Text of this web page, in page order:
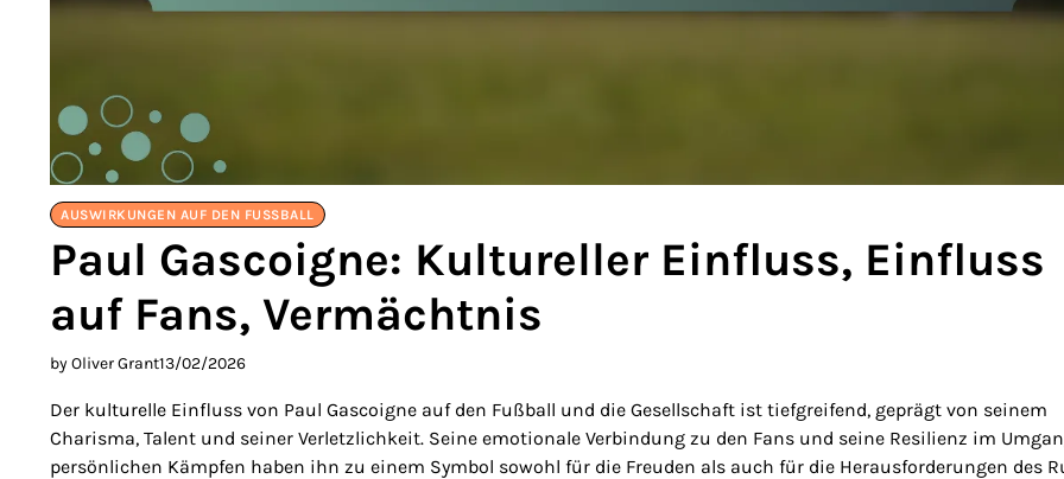
AUSWIRKUNGEN AUF DEN FUSSBALL
Paul Gascoigne: Kultureller Einfluss, Einfluss
auf Fans, Vermächtnis
by Oliver Grant13/02/2026
Der kulturelle Einfluss von Paul Gascoigne auf den Fußball und die Gesellschaft ist tiefgreifend, geprägt von seinem
Charisma, Talent und seiner Verletzlichkeit. Seine emotionale Verbindung zu den Fans und seine Resilienz im
persönlichen Kämpfen haben ihn zu einem Symbol sowohl für die Freuden als auch für die Herausforderungen des